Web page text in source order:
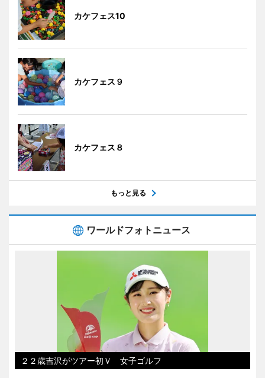
カケフェス10
カケフェス９
カケフェス８
もっと見る
ワールドフォトニュース
２２歳吉沢がツアー初Ｖ 女子ゴルフ